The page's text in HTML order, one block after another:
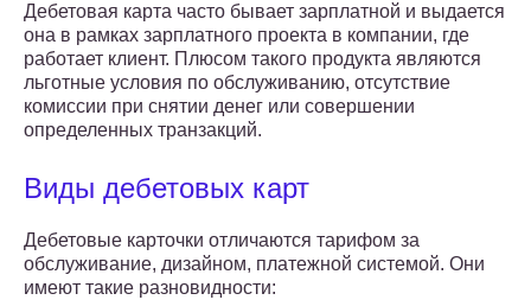
Дебетовая карта часто бывает зарплатной и выдается
она в рамках зарплатного проекта в компании, где
работает клиент. Плюсом такого продукта являются
льготные условия по обслуживанию, отсутствие
комиссии при снятии денег или совершении
определенных транзакций.
Виды дебетовых карт
Дебетовые карточки отличаются тарифом за
обслуживание, дизайном, платежной системой. Они
имеют такие разновидности: